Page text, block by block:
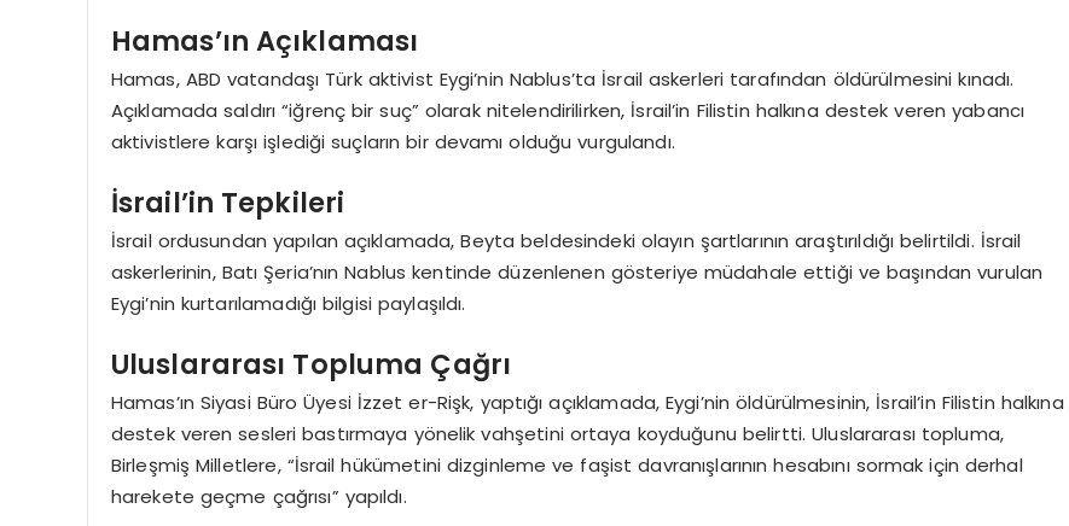
Hamas’ın Açıklaması
Hamas, ABD vatandaşı Türk aktivist Eygi’nin Nablus’ta İsrail askerleri tarafından öldürülmesini kınadı.
Açıklamada saldırı “iğrenç bir suç” olarak nitelendirilirken, İsrail’in Filistin halkına destek veren yabancı
aktivistlere karşı işlediği suçların bir devamı olduğu vurgulandı.
İsrail’in Tepkileri
İsrail ordusundan yapılan açıklamada, Beyta beldesindeki olayın şartlarının araştırıldığı belirtildi. İsrail
askerlerinin, Batı Şeria’nın Nablus kentinde düzenlenen gösteriye müdahale ettiği ve başından vurulan
Eygi’nin kurtarılamadığı bilgisi paylaşıldı.
Uluslararası Topluma Çağrı
Hamas’ın Siyasi Büro Üyesi İzzet er-Rişk, yaptığı açıklamada, Eygi’nin öldürülmesinin, İsrail’in Filistin halkına
destek veren sesleri bastırmaya yönelik vahşetini ortaya koyduğunu belirtti. Uluslararası topluma,
Birleşmiş Milletlere, “İsrail hükümetini dizginleme ve faşist davranışlarının hesabını sormak için derhal
harekete geçme çağrısı” yapıldı.